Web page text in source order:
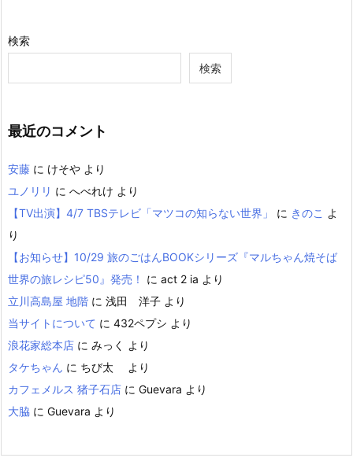
検索
検索
最近のコメント
安藤 に けそや より
ユノリリ に へべれけ より
【TV出演】4/7 TBSテレビ「マツコの知らない世界」
に きのこ よ
り
【お知らせ】10/29 旅のごはんBOOKシリーズ『マルちゃん焼そば
世界の旅レシピ50』発売！
に act 2 ia より
立川高島屋 地階 に 浅田 洋子 より
当サイトについて に 432ペプシ より
浪花家総本店 に みっく
より
タケちゃん に ちび太
より
カフェメルス 猪子石店 に Guevara より
大脇 に Guevara より